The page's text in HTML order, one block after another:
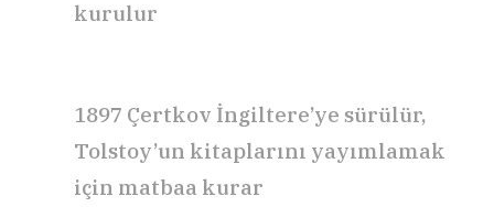
kurulur
1897 Çertkov İngiltere’ye sürülür,
Tolstoy’un kitaplarını yayımlamak
için matbaa kurar